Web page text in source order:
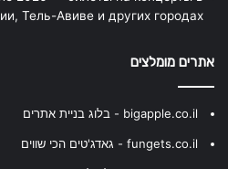
Тель-Авиве и других городах
אתרים מומלצים
bigapple.co.il - בלוג בניית אתרים
fungets.co.il - גאדג'טים הכי שווים